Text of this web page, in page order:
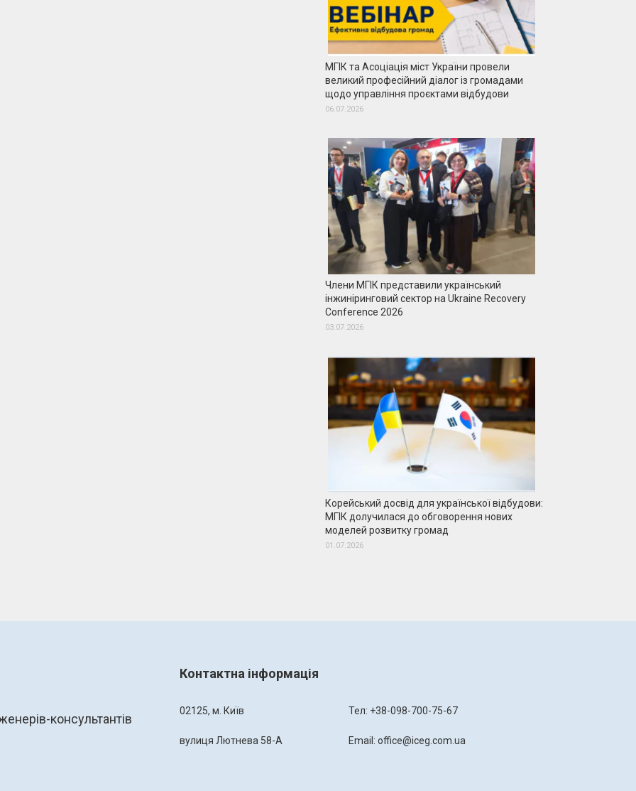
МГІК та Асоціація міст України провели
великий професійний діалог із громадами
щодо управління проєктами відбудови
06.07.2026
Члени МГІК представили український
інжиніринговий сектор на Ukraine Recovery
Conference 2026
03.07.2026
Корейський досвід для української відбудови:
МГІК долучилася до обговорення нових
моделей розвитку громад
01.07.2026
консультантів
Контактна інформація
02125, м. Київ
вулиця Лютнева 58-А
Тел: +38-098-700-75-67
Email: office@iceg.com.ua